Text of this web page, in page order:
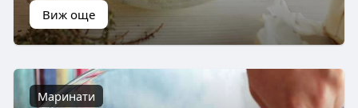
Виж още
Маринати